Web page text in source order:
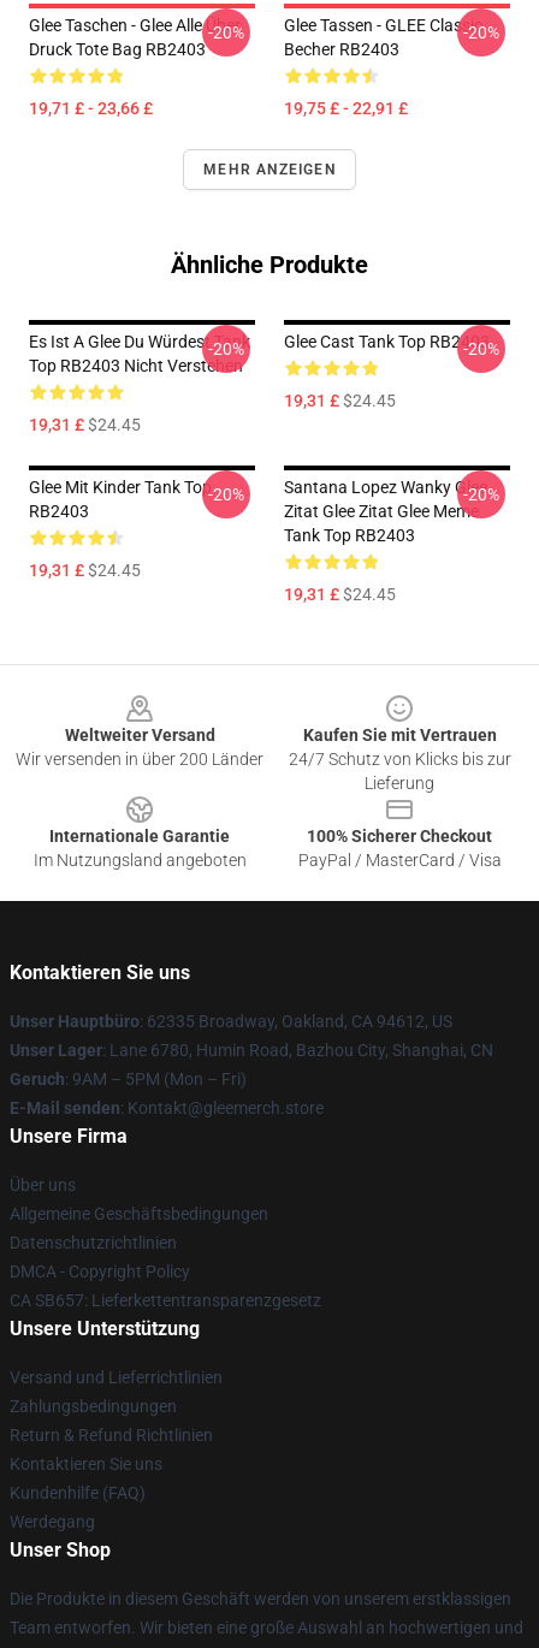
Glee Taschen - Glee Alle Über
Druck Tote Bag RB2403
19,71 £ - 23,66 £
-20%
Glee Tassen - GLEE Classic
Becher RB2403
19,75 £ - 22,91 £
-20%
MEHR ANZEIGEN
Ähnliche Produkte
Es Ist A Glee Du Würdest Tank
Top RB2403 Nicht Verstehen
19,31 £$24.45
-20% Glee Cast Tank Top RB2403
19,31 £$24.45
-20%
Glee Mit Kinder Tank Top
RB2403
19,31 £$24.45
-20%
Santana Lopez Wanky Glee
Zitat Glee Zitat Glee Meme
Tank Top RB2403
19,31 £$24.45
-20%
Weltweiter Versand
Wir versenden in über 200 Länder
Kaufen Sie mit Vertrauen
24/7 Schutz von Klicks bis zur
Lieferung
Internationale Garantie
Im Nutzungsland angeboten
100% Sicherer Checkout
PayPal / MasterCard / Visa
Kontaktieren Sie uns
Unser Hauptbüro: 62335 Broadway, Oakland, CA 94612, US
Unser Lager: Lane 6780, Humin Road, Bazhou City, Shanghai, CN
Geruch: 9AM – 5PM (Mon – Fri)
E-Mail senden: Kontakt@gleemerch.store
Unsere Firma
Über uns
Allgemeine Geschäftsbedingungen
Datenschutzrichtlinien
DMCA - Copyright Policy
CA SB657: Lieferkettentransparenzgesetz
Unsere Unterstützung
Versand und Lieferrichtlinien
Zahlungsbedingungen
Return & Refund Richtlinien
Kontaktieren Sie uns
Kundenhilfe (FAQ)
Werdegang
Unser Shop
Die Produkte in diesem Geschäft werden von unserem erstklassigen
Team entworfen. Wir bieten eine große Auswahl an hochwertigen und